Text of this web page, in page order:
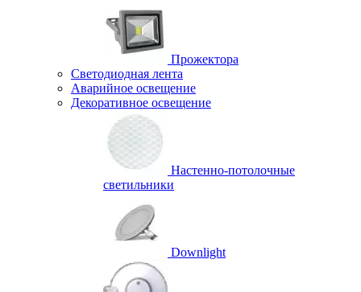
Прожектора
Светодиодная лента
Аварийное освещение
Декоративное освещение
Настенно-потолочные
светильники
Downlight